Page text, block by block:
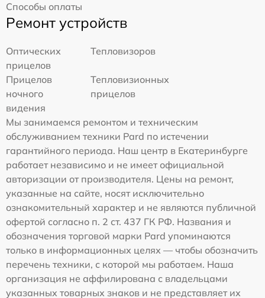
Способы оплаты
Ремонт устройств
Оптических
прицелов
Тепловизоров
Прицелов
ночного
видения
Тепловизионных
прицелов
Мы занимаемся ремонтом и техническим
обслуживанием техники Pard по истечении
гарантийного периода. Наш центр в Екатеринбурге
работает независимо и не имеет официальной
авторизации от производителя. Цены на ремонт,
указанные на сайте, носят исключительно
ознакомительный характер и не являются публичной
офертой согласно п. 2 ст. 437 ГК РФ. Названия и
обозначения торговой марки Pard упоминаются
только в информационных целях — чтобы обозначить
перечень техники, с которой мы работаем. Наша
организация не аффилирована с владельцами
указанных товарных знаков и не представляет их